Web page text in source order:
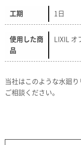
工期 1日
使用した商
品
LIXIL オ
当社はこのような水廻
ご相談ください。